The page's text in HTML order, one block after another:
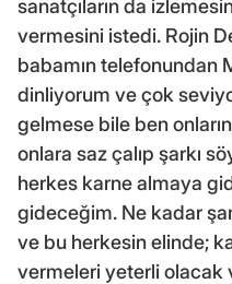
sanatçıların da
vermesini istedi. Rojin
babamın telefonundan
dinliyorum ve çok
gelmese bile ben
onlara saz çalıp şarkı
herkes karne almaya
gideceğim. Ne kadar
ve bu herkesin elinde;
vermeleri yeterli olacak